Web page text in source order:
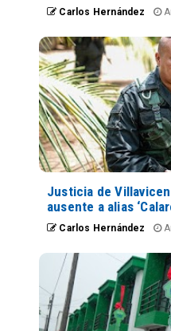
Carlos Hernández
Justicia de
ausente a alias
Carlos Hernández